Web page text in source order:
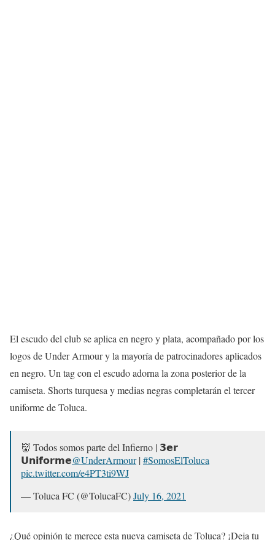
El escudo del club se aplica en negro y plata, acompañado por los
logos de Under Armour y la mayoría de patrocinadores aplicados
en negro. Un tag con el escudo adorna la zona posterior de la
camiseta. Shorts turquesa y medias negras completarán el tercer
uniforme de Toluca.
👹 Todos somos parte del Infierno | 𝟯𝗲𝗿
𝗨𝗻𝗶𝗳𝗼𝗿𝗺𝗲@UnderArmour| #SomosElToluca
pic.twitter.com/e4PT3ti9WJ
— Toluca FC (@TolucaFC)July 16, 2021
¿Qué opinión te merece esta nueva camiseta de Toluca? ¡Deja tu